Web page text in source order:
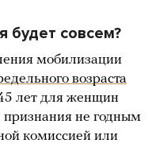
будет совсем?
мобилизации
возраста
лет для женщин
признания не годным
комиссией или